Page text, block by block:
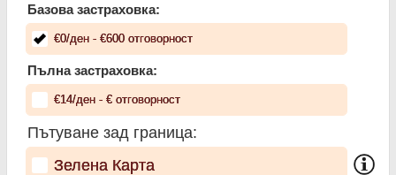
Базова застраховка:
€0/ден- €600отговорност
Пълна застраховка:
€14/ден- €отговорност
Пътуване зад граница:
Зелена Карта